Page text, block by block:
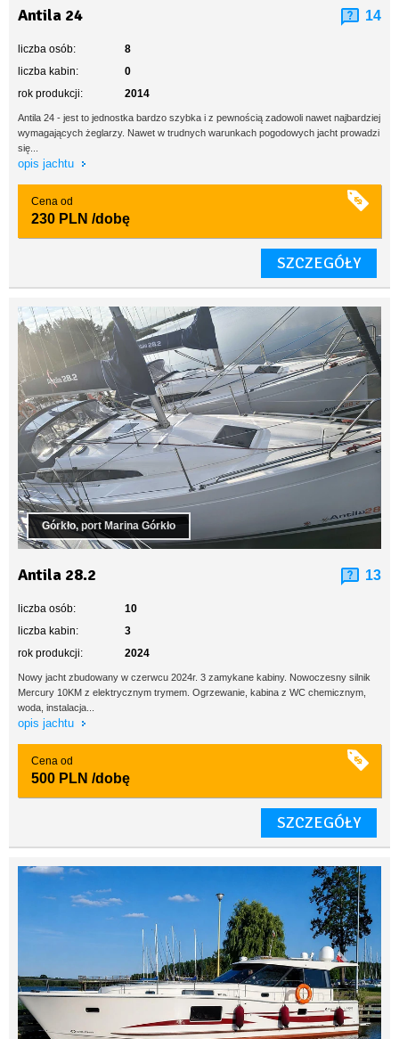
Antila 24 14
liczba osób:
8
liczba kabin:
0
rok produkcji:
2014
Antila 24 - jest to jednostka bardzo szybka i z pewnością zadowoli nawet najbardziej
wymagających żeglarzy. Nawet w trudnych warunkach pogodowych jacht prowadzi
się...
opis jachtu
Cena od
230 PLN /dobę
SZCZEGÓŁY
Górkło, port Marina Górkło
Antila 28.2 13
liczba osób:
10
liczba kabin:
3
rok produkcji:
2024
Nowy jacht zbudowany w czerwcu 2024r. 3 zamykane kabiny. Nowoczesny silnik
Mercury 10KM z elektrycznym trymem. Ogrzewanie, kabina z WC chemicznym,
woda, instalacja...
opis jachtu
Cena od
500 PLN /dobę
SZCZEGÓŁY